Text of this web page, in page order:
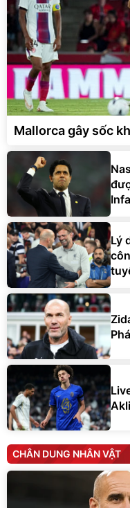
Mallorca gây sốc
Lý
CHÂN DUNG NHÂN VẬT